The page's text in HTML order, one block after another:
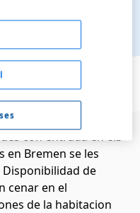
con entrada en el3
en Bremen se les
de
cenar en el
de la habitacion